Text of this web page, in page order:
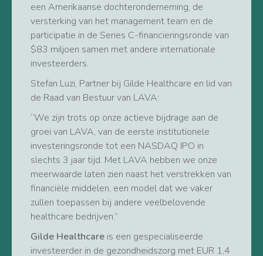
een Amerikaanse dochteronderneming, de
versterking van het management team en de
participatie in de Series C-financieringsronde van
$83 miljoen samen met andere internationale
investeerders.
Stefan Luzi, Partner bij Gilde Healthcare en lid van
de Raad van Bestuur van LAVA:
“We zijn trots op onze actieve bijdrage aan de
groei van LAVA, van de eerste institutionele
investeringsronde tot een NASDAQ IPO in
slechts 3 jaar tijd. Met LAVA hebben we onze
meerwaarde laten zien naast het verstrekken van
financiële middelen, een model dat we vaker
zullen toepassen bij andere veelbelovende
healthcare bedrijven.”
Gilde Healthcare is een gespecialiseerde
investeerder in de gezondheidszorg met EUR 1,4